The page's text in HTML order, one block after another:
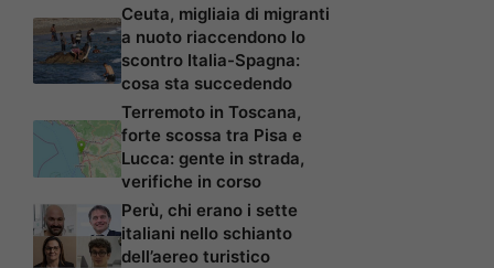
Ceuta, migliaia di migranti
a nuoto riaccendono lo
scontro Italia-Spagna:
cosa sta succedendo
Terremoto in Toscana,
forte scossa tra Pisa e
Lucca: gente in strada,
verifiche in corso
Perù, chi erano i sette
italiani nello schianto
dell’aereo turistico